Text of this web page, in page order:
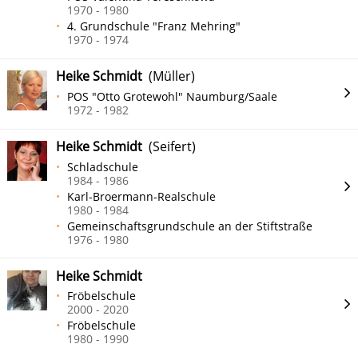
1970 - 1980
4. Grundschule "Franz Mehring"
1970 - 1974
Heike Schmidt (Müller)
POS "Otto Grotewohl" Naumburg/Saale
1972 - 1982
Heike Schmidt (Seifert)
Schladschule
1984 - 1986
Karl-Broermann-Realschule
1980 - 1984
Gemeinschaftsgrundschule an der Stiftstraße
1976 - 1980
Heike Schmidt
Fröbelschule
2000 - 2020
Fröbelschule
1980 - 1990